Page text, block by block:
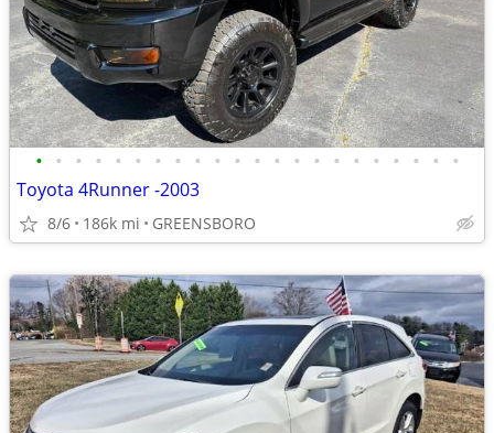
• • • • • • • • • • • • • • • • • • • • • •
Toyota 4Runner -2003
8/6 186k mi GREENSBORO